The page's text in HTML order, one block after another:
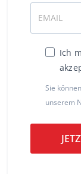
Ich
Sie
unserem